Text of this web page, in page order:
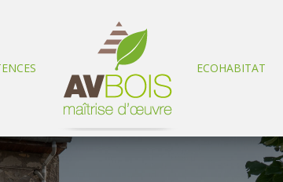
ECOHABITAT